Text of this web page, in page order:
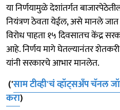
या निर्णयामुळे देशांतर्गत
नियंत्रण ठेवता येईल, असे मानले जात
विरोध पाहता १५ दिवसातच केंद्र
आहे. निर्णय मागे घेतल्यानंतर
यांनी सरकारचे आभार मानलेत.
('साम टीव्ही'चं व्हॉट्सअँप चॅनल
करा)